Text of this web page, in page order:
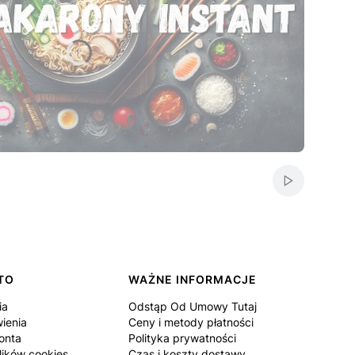
Włącz
WAŻNE INFORMACJE
Odstąp Od Umowy Tutaj
Ceny i metody płatności
Polityka prywatności